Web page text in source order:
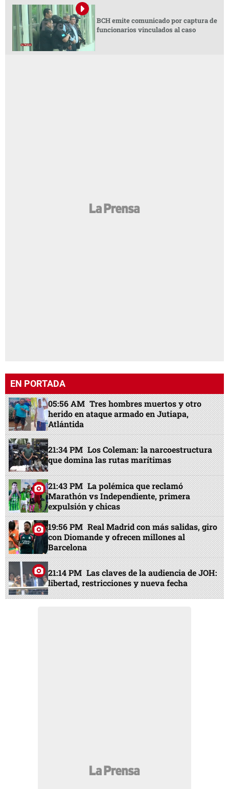
BCH emite comunicado por captura de
funcionarios vinculados al caso
EN PORTADA
05:56 AM Tres hombres muertos y otro
herido en ataque armado en Jutiapa,
Atlántida
21:34 PM Los Coleman: la narcoestructura
que domina las rutas marítimas
21:43 PM La polémica que reclamó
Marathón vs Independiente, primera
expulsión y chicas
19:56 PM Real Madrid con más salidas, giro
con Diomande y ofrecen millones al
Barcelona
21:14 PM Las claves de la audiencia de JOH:
libertad, restricciones y nueva fecha